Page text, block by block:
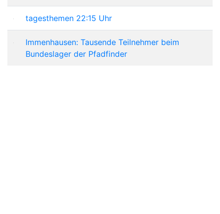
tagesthemen 22:15 Uhr
Immenhausen: Tausende Teilnehmer beim
Bundeslager der Pfadfinder